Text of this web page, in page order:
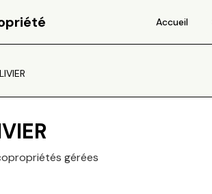
Accueil
s gérées